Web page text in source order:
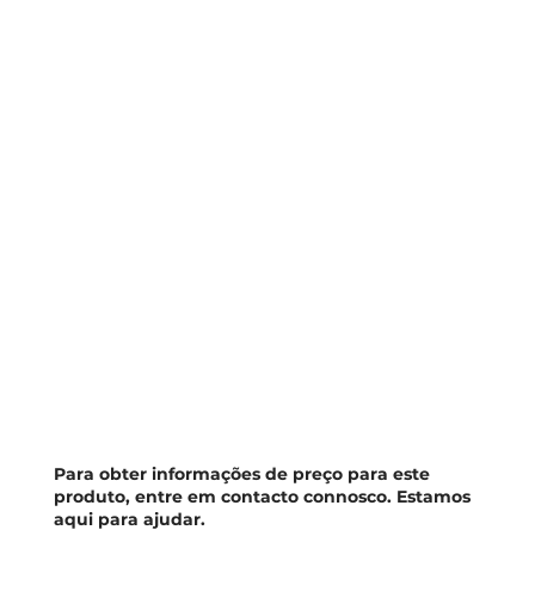
Para obter informações de preço para este
produto, entre em contacto connosco. Estamos
aqui para ajudar.